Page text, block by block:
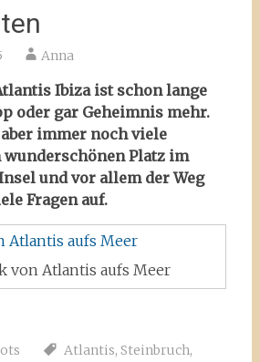
Anna
Ibiza ist schon lange
oder gar Geheimnis mehr.
immer noch viele
wunderschönen Platz im
und vor allem der Weg
Fragen auf.
von Atlantis aufs Meer
Atlantis, Steinbruch,